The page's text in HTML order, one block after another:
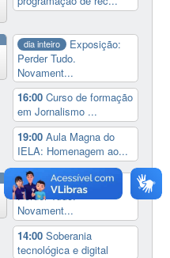
dia inteiro
Exposição:
Perder Tudo.
Novament...
16:00Curso de formação
em Jornalismo ...
19:00Aula Magna do
IELA: Homenagem ao...
dia inteiro
Exposição:
Perder Tudo.
Novament...
14:00Soberania
tecnológica e digital